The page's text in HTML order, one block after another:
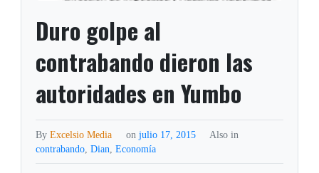
Duro golpe al
contrabando dieron las
autoridades en Yumbo
ByExcelsio Media on julio 17, 2015
Also in
contrabando,Dian,Economía